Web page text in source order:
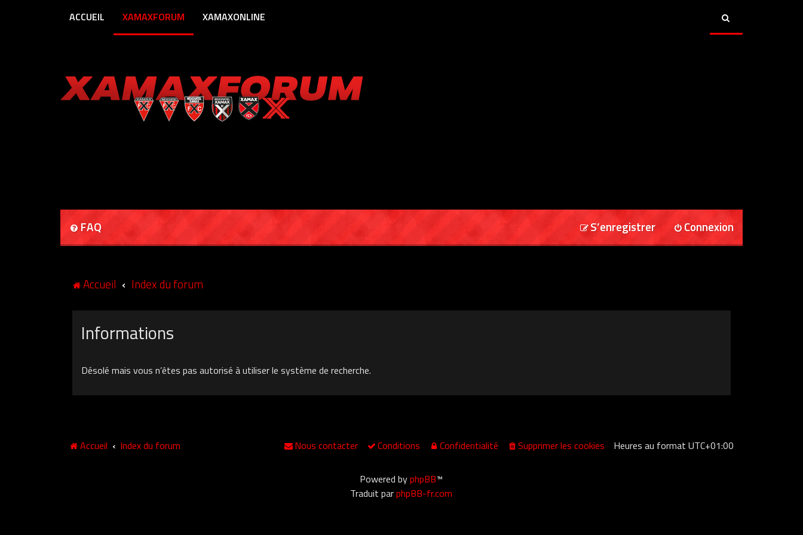
ACCUEIL XAMAXFORUM XAMAXONLINE
FAQ Connexion
S’enregistrer
Accueil Index du forum
Informations
Désolé mais vous n’êtes pas autorisé à utiliser le système de recherche.
Accueil Index du forum Heures au formatUTC+01:00
Supprimer les cookies
Confidentialité
Conditions
Nous contacter
Powered byphpBB™
Traduit parphpBB-fr.com